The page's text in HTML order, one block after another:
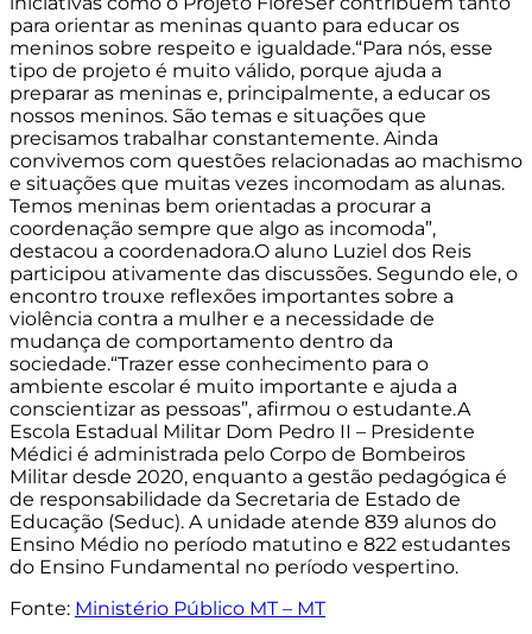
para orientar as meninas quanto para educar os
meninos sobre respeito e igualdade.“Para nós, esse
tipo de projeto é muito válido, porque ajuda a
preparar as meninas e, principalmente, a educar os
nossos meninos. São temas e situações que
precisamos trabalhar constantemente. Ainda
convivemos com questões relacionadas ao machismo
e situações que muitas vezes incomodam as alunas.
Temos meninas bem orientadas a procurar a
coordenação sempre que algo as incomoda”,
destacou a coordenadora.O aluno Luziel dos Reis
participou ativamente das discussões. Segundo ele, o
encontro trouxe reflexões importantes sobre a
violência contra a mulher e a necessidade de
mudança de comportamento dentro da
sociedade.“Trazer esse conhecimento para o
ambiente escolar é muito importante e ajuda a
conscientizar as pessoas”, afirmou o estudante.A
Escola Estadual Militar Dom Pedro II – Presidente
Médici é administrada pelo Corpo de Bombeiros
Militar desde 2020, enquanto a gestão pedagógica é
de responsabilidade da Secretaria de Estado de
Educação (Seduc). A unidade atende 839 alunos do
Ensino Médio no período matutino e 822 estudantes
do Ensino Fundamental no período vespertino.
Fonte: Ministério Público MT – MT